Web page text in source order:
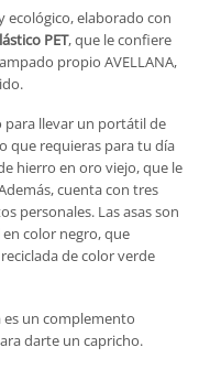
ecológico, elaborado con
PET, que le confiere
propio AVELLANA,
para llevar un portátil de
que requieras para tu día
hierro en oro viejo, que le
cuenta con tres
personales. Las asas son
color negro, que
de color verde
es un complemento
darte un capricho.